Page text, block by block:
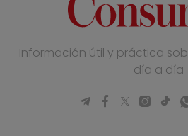
Información útil y práctica
día a día